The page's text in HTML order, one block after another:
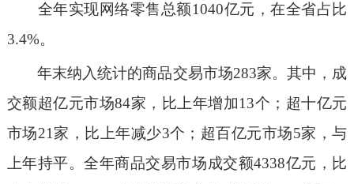
全年实现网络零售总额1040亿元，在全省占比
3.4%。
年末纳入统计的商品交易市场283家。其中，成
交额超亿元市场84家，比上年增加13个；超十亿元
市场21家，比上年减少3个；超百亿元市场5家，与
上年持平。全年商品交易市场成交额4338亿元，比